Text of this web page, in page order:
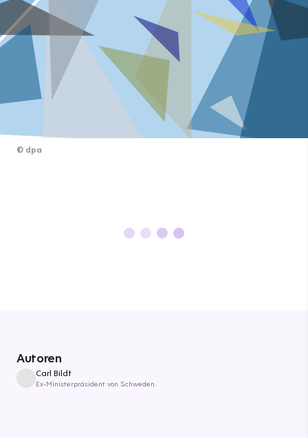
© dpa
Autoren
Carl Bildt
Ex-Ministerpräsident von Schweden.